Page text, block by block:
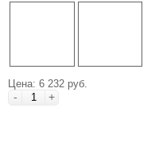
Цена: 6 232 руб.
- +